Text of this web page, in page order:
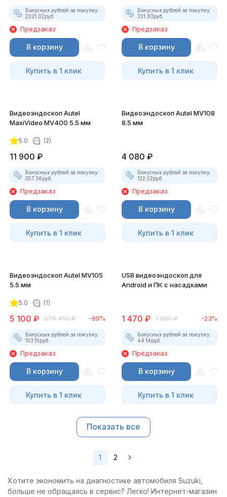
Бонусных рублей за покупку:
2321.02руб.
Предзаказ
В корзину
Купить в 1 клик
Бонусных рублей за покупку:
331.83руб.
Предзаказ
В корзину
Купить в 1 клик
Видеоэндоскоп Autel
MaxiVideo MV400 5.5 мм
5.0 (2)
11 900 ₽
Бонусных рублей за покупку:
357.36руб.
Предзаказ
В корзину
Купить в 1 клик
Видеоэндоскоп Autel MV108
8.5 мм
4 080 ₽
Бонусных рублей за покупку:
122.52руб.
Предзаказ
В корзину
Купить в 1 клик
Видеоэндоскоп Autel MV105
5.5 мм
5.0 (1)
5 100 ₽ 575 450 ₽ -99%
Бонусных рублей за покупку:
153.15руб.
Предзаказ
В корзину
Купить в 1 клик
USB видеоэндоскоп для
Android и ПК с насадками
1 470 ₽ 1 900 ₽ -23%
Бонусных рублей за покупку:
44.14руб.
Предзаказ
В корзину
Купить в 1 клик
Показать все
1 2
Хотите экономить на диагностике автомобиля Suzuki,
больше не обращаясь в сервис? Легко! Интернет-магазин